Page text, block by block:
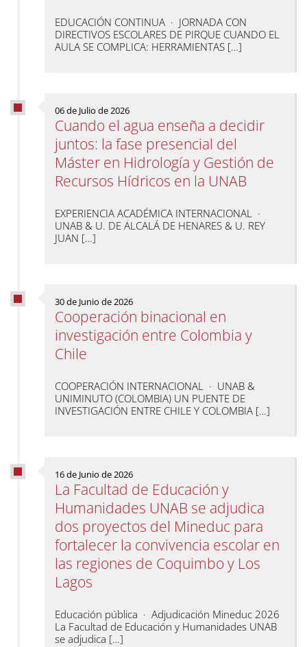
EDUCACIÓN CONTINUA · JORNADA CON
DIRECTIVOS ESCOLARES DE PIRQUE CUANDO EL
AULA SE COMPLICA: HERRAMIENTAS […]
06 de Julio de 2026
Cuando el agua enseña a decidir
juntos: la fase presencial del
Máster en Hidrología y Gestión de
Recursos Hídricos en la UNAB
EXPERIENCIA ACADÉMICA INTERNACIONAL ·
UNAB & U. DE ALCALÁ DE HENARES & U. REY
JUAN […]
30 de Junio de 2026
Cooperación binacional en
investigación entre Colombia y
Chile
COOPERACIÓN INTERNACIONAL · UNAB &
UNIMINUTO (COLOMBIA) UN PUENTE DE
INVESTIGACIÓN ENTRE CHILE Y COLOMBIA […]
16 de Junio de 2026
La Facultad de Educación y
Humanidades UNAB se adjudica
dos proyectos del Mineduc para
fortalecer la convivencia escolar en
las regiones de Coquimbo y Los
Lagos
Educación pública · Adjudicación Mineduc 2026
La Facultad de Educación y Humanidades UNAB
se adjudica […]